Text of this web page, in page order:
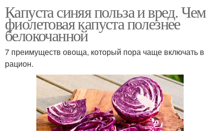
Капуста синяя польза и вред. Чем
фиолетовая капуста полезнее
белокочанной
7 преимуществ овоща, который пора чаще включать в
рацион.